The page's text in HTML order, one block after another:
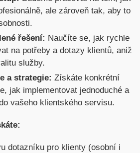
ale zároveň tak, aby to
řešení: Naučíte se, jak rychle
na potřeby a dotazy klientů, aniž
služby.
a strategie: Získáte konkrétní
jak implementovat jednoduché a
vašeho klientského servisu.
dotazníku pro klienty (osobní i